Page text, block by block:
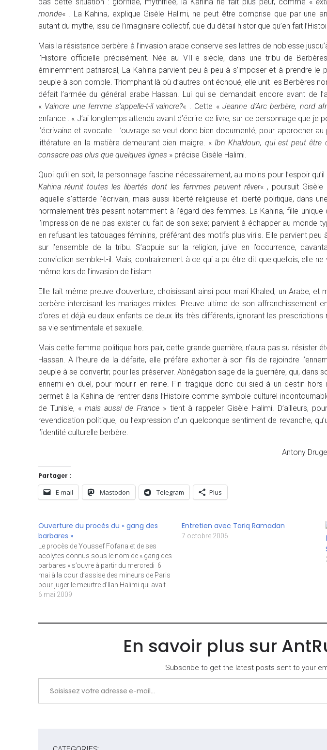
monde« . La Kahina, explique Gisèle Halimi, ne peut être comprise que par une
autant du mythe, issu de l’imaginaire collectif, que du détail historique qu’en fait
Mais la résistance berbère à l’invasion arabe conserve ses lettres de noblesse
l’Histoire officielle précisément. Née au VIIIe siècle, dans une tribu de
éminemment patriarcal, La Kahina parvient peu à peu à s’imposer et à prendre le
peuple à son comble. Triomphant là où d’autres ont échoué, elle unit les Berbères
défait l’armée du général arabe Hassan. Lui qui se demandait encore avant de
« Vaincre une femme s’appelle-t-il vaincre?« . Cette « Jeanne d’Arc berbère, nord
enfance : « J’ai longtemps attendu avant d’écrire ce livre, sur ce personnage que je
l’écrivaine et avocate. L’ouvrage se veut donc bien documenté, pour approcher
littérature en la matière demeurant bien maigre. « Ibn Khaldoun, qui est peut être
consacre pas plus que quelques lignes » précise Gisèle Halimi.
Quoi qu’il en soit, le personnage fascine nécessairement, au moins pour l’espoir
Kahina réunit toutes les libertés dont les femmes peuvent rêver« , poursuit
laquelle s’attarde l’écrivain, mais aussi liberté religieuse et liberté politique, dans
normalement très pesant notamment à l’égard des femmes. La Kahina, fille
l’impression de ne pas exister du fait de son sexe; parvient à échapper au monde
en refusant les tatouages féminins, préférant des motifs plus virils. Elle parvient
sur l’ensemble de la tribu. S’appuie sur la religion, juive en l’occurrence,
conviction semble-t-il. Mais, contrairement à ce qui a pu être dit quelquefois, elle
même lors de l’invasion de l’islam.
Elle fait même preuve d’ouverture, choisissant ainsi pour mari Khaled, un Arabe, et
berbère interdisant les mariages mixtes. Preuve ultime de son affranchissement
d’ores et déjà eu deux enfants de deux lits très différents, ignorant les
sa vie sentimentale et sexuelle.
Mais cette femme politique hors pair, cette grande guerrière, n’aura pas su résister
Hassan. A l’heure de la défaite, elle préfère exhorter à son fils de rejoindre
peuple à se convertir, pour les préserver. Abnégation sage de la guerrière, qui, dans
ennemi en duel, pour mourir en reine. Fin tragique donc qui sied à un destin hors
permet à la Kahina de rentrer dans l’Histoire comme symbole culturel
de Tunisie, « mais aussi de France » tient à rappeler Gisèle Halimi. D’ailleurs,
revendication politique, ou l’expression d’un quelconque sentiment de revanche,
l’identité culturelle berbère.
Antony
Partager :
E-mail Mastodon Telegram Plus
Ouverture du procès du « gang des
barbares »
Le procès de Youssef Fofana et de ses
acolytes connus sous le nom de « gang des
barbares » s’ouvre à partir du mercredi 6
mai à la cour d’assise des mineurs de Paris
pour juger le meurtre d’Ilan Halimi qui avait
suscité une vive émotion parmi la
6 mai 2009
Entretien avec Tariq Ramadan
7 octobre 2006
En savoir plus sur
Subscribe to get the latest posts sent to your
Saisissez votre adresse e-mail…